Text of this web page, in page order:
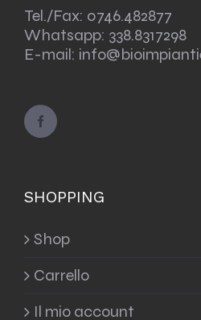
Tel./Fax: 0746.482877
Whatsapp: 338.8317298
E-mail:
SHOPPING
Shop
Carrello
Il mio account